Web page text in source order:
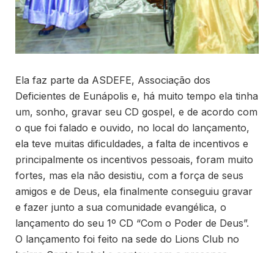
Ela faz parte da ASDEFE, Associação dos
Deficientes de Eunápolis e, há muito tempo ela tinha
um, sonho, gravar seu CD gospel, e de acordo com
o que foi falado e ouvido, no local do lançamento,
ela teve muitas dificuldades, a falta de incentivos e
principalmente os incentivos pessoais, foram muito
fortes, mas ela não desistiu, com a força de seus
amigos e de Deus, ela finalmente conseguiu gravar
e fazer junto a sua comunidade evangélica, o
lançamento do seu 1º CD “Com o Poder de Deus”.
O lançamento foi feito na sede do Lions Club no